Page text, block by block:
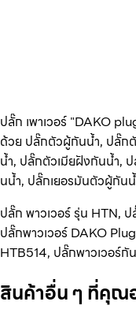
ปลั๊ก เพาเวอร์ "DAKO
ด้วย ปลั๊กตัวผู้กันน้ำ, ปลั๊ก
น้ำ, ปลั๊กตัวเมียฝังกันน้ำ,
นน้ำ, ปลั๊กเยอรมันตัวผู้กัน
ปลั๊ก พาวเวอร์ รุ่น HTN,
ปลั๊กพาวเวอร์ DAKO
HTB514, ปลั๊กพาวเวอร์
สินค้าอื่น ๆ ที่คุณ